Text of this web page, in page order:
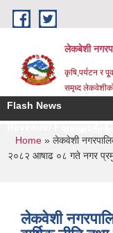
Skip to main content
लेकबेशी
कृषि,पर्यटन र
समृध्द
Flash News
You are
Home» लेकवेशी
२०८२ आषाढ ०८ गते नगर
लेकवेशी